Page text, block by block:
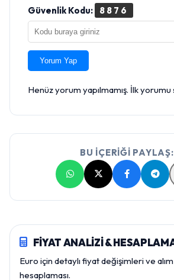
Güvenlik Kodu: 8876
Yorum Yap
Henüz yorum yapılmamış. İlk yorumu
BU İÇERİĞİ PAYLAŞ:
FİYAT ANALİZİ &
Euro için detaylı fiyat değişimleri ve
hesaplaması.